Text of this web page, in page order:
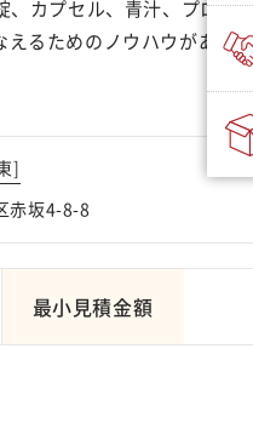
カプセル、青汁、プロテ
るためのノウハウがあり
]
赤坂4-8-8
最小見積金額